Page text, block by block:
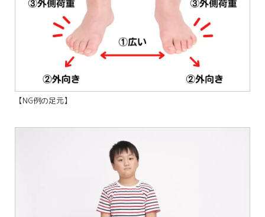
【NG例の足元】